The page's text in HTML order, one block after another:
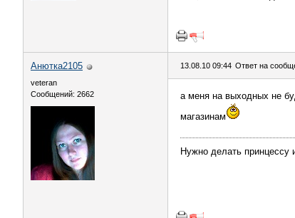
Анютка2105
veteran
Сообщений: 2662
13.08.10 09:44 Ответ на
а меня на выходных не
магазинам
Нужно делать принцессу